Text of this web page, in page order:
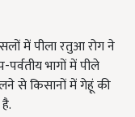
में पीला रतुआ रोग ने
भागों में पीले
से किसानों में गेहूं की